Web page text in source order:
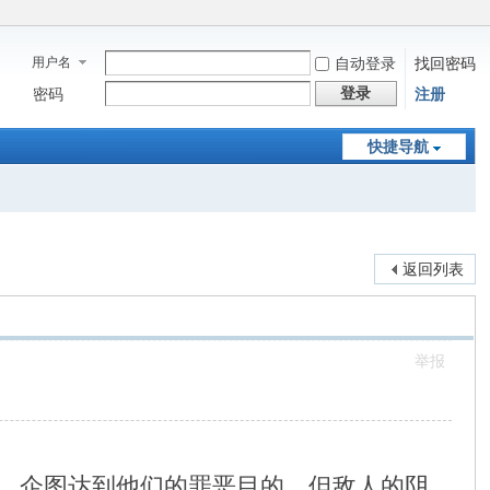
用户名 自动登录
找回密码
密码
登录 注册
快捷导航
返回列表
举报